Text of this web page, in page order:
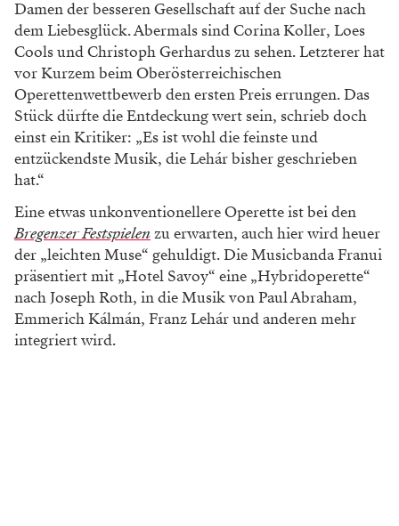
Damen der besseren Gesellschaft auf der Suche nach
dem Liebesglück. Abermals sind Corina Koller, Loes
Cools und Christoph Gerhardus zu sehen. Letzterer hat
vor Kurzem beim Oberösterreichischen
Operettenwettbewerb den ersten Preis errungen. Das
Stück dürfte die Entdeckung wert sein, schrieb doch
einst ein Kritiker: „Es ist wohl die feinste und
entzückendste Musik, die Lehár bisher geschrieben
hat.“
Eine etwas unkonventionellere Operette ist bei den
Bregenzer Festspielenzu erwarten, auch hier wird heuer
der „leichten Muse“ gehuldigt. Die Musicbanda Franui
präsentiert mit „Hotel Savoy“ eine „Hybridoperette“
nach Joseph Roth, in die Musik von Paul Abraham,
Emmerich Kálmán, Franz Lehár und anderen mehr
integriert wird.